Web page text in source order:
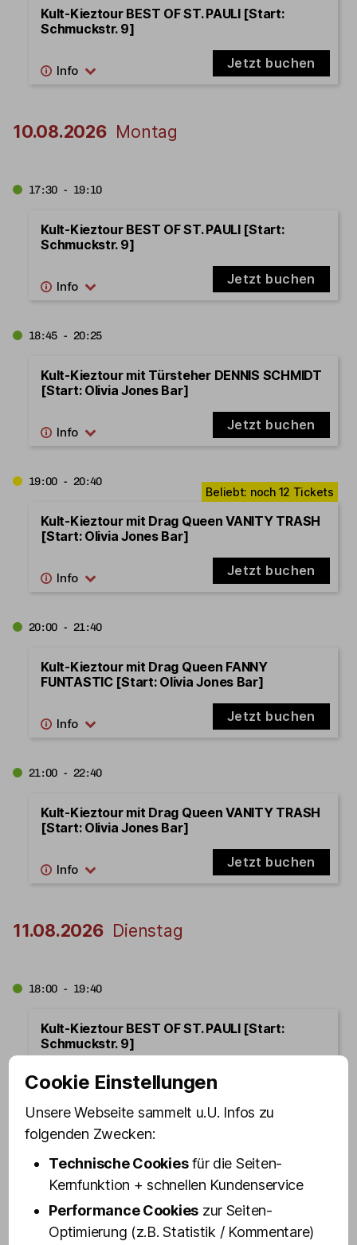
Kult-Kieztour BEST OF ST. PAULI [Start:
Schmuckstr. 9]
Jetzt buchen
10.08.2026 Montag
17:30 - 19:10
Kult-Kieztour BEST OF ST. PAULI [Start:
Schmuckstr. 9]
Jetzt buchen
18:45 - 20:25
Kult-Kieztour mit Türsteher DENNIS SCHMIDT
[Start: Olivia Jones Bar]
Jetzt buchen
19:00 - 20:40
Kult-Kieztour mit Drag Queen VANITY TRASH
[Start: Olivia Jones Bar]
Jetzt buchen
20:00 - 21:40
Kult-Kieztour mit Drag Queen FANNY
FUNTASTIC [Start: Olivia Jones Bar]
Jetzt buchen
21:00 - 22:40
Kult-Kieztour mit Drag Queen VANITY TRASH
[Start: Olivia Jones Bar]
Jetzt buchen
11.08.2026 Dienstag
18:00 - 19:40
Kult-Kieztour BEST OF ST. PAULI [Start:
Schmuckstr. 9]
19:00 - 20:40
Kult-Kieztour mit Drag Queen VANITY TRASH
[Start: Olivia Jones Bar]
Jetzt buchen
Cookie Einstellungen
Unsere Webseite sammelt u.U. Infos zu
folgenden Zwecken:
Technische Cookiesfür die Seiten-
Kernfunktion + schnellen Kundenservice
Performance Cookies zur Seiten-
Optimierung (z.B. Statistik / Kommentare)